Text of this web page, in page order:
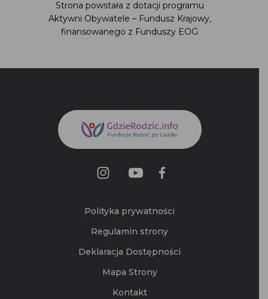
Strona powstała z dotacji programu
Aktywni Obywatele – Fundusz Krajowy,
finansowanego z Funduszy EOG
Polityka prywatności
Regulamin strony
Deklaracja Dostępności
Mapa Strony
Kontakt